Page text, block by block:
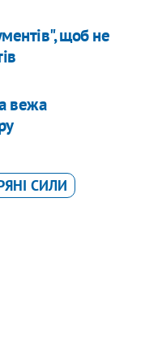
щоб не
вежа
СИЛИ